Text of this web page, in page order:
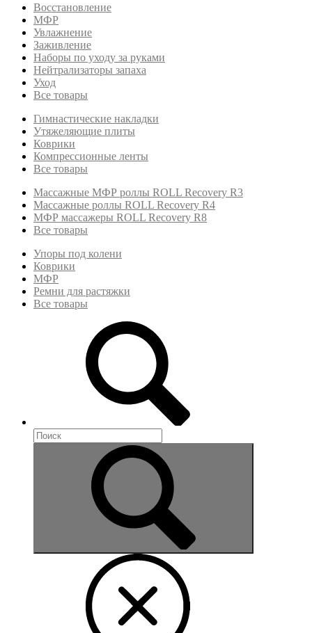
Восстановление
МФР
Увлажнение
Заживление
Наборы по уходу за руками
Нейтрализаторы запаха
Уход
Все товары
Гимнастические накладки
Утяжеляющие плиты
Коврики
Компрессионные ленты
Все товары
Массажные МФР роллы ROLL Recovery R3
Массажные роллы ROLL Recovery R4
МФР массажеры ROLL Recovery R8
Все товары
Упоры под колени
Коврики
МФР
Ремни для растяжки
Все товары